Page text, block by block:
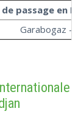
passage en
Garabogaz -